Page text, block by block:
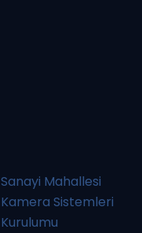
Sanayi Mahallesi
Kamera Sistemleri
Kurulumu